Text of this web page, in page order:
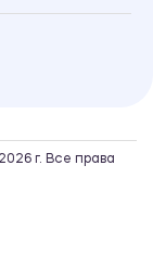
г. Все права